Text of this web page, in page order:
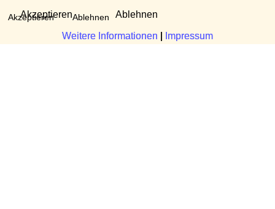
Akzeptieren Ablehnen
Weitere Informationen Impressum
Akzeptieren Ablehnen
Weitere Informationen Impressum